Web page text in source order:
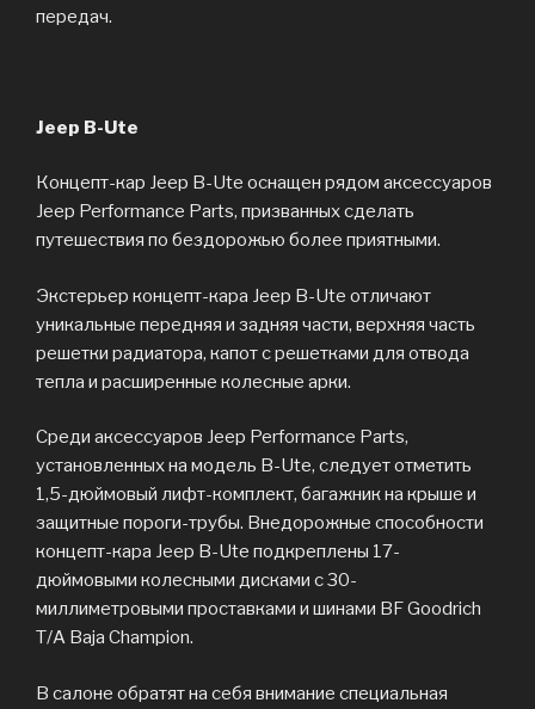
передач.
Jeep B-Ute
Концепт-кар Jeep B-Ute оснащен рядом аксессуаров
Jeep Performance Parts, призванных сделать
путешествия по бездорожью более приятными.
Экстерьер концепт-кара Jeep B-Ute отличают
уникальные передняя и задняя части, верхняя часть
решетки радиатора, капот с решетками для отвода
тепла и расширенные колесные арки.
Среди аксессуаров Jeep Performance Parts,
установленных на модель B-Ute, следует отметить
1,5-дюймовый лифт-комплект, багажник на крыше и
защитные пороги-трубы. Внедорожные способности
концепт-кара Jeep B-Ute подкреплены 17-
дюймовыми колесными дисками с 30-
миллиметровыми проставками и шинами BF Goodrich
T/A Baja Champion.
В салоне обратят на себя внимание специальная